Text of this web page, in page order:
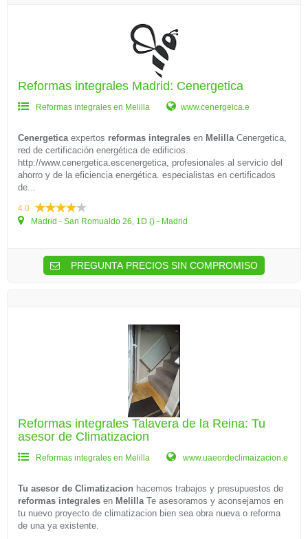
Reformas integrales Madrid: Cenergetica
Reformas integrales en Melilla www.cenergeica.e
Cenergeticaexpertos reformas integrales en MelillaCenergetica,
red de certificación energética de edificios.
http://www.cenergetica.escenergetica, profesionales al servicio del
ahorro y de la eficiencia energética. especialistas en certificados
de...
4.0
Madrid - San Romualdo 26, 1D () - Madrid
PREGUNTA PRECIOS SIN COMPROMISO
Reformas integrales Talavera de la Reina: Tu
asesor de Climatizacion
Reformas integrales en Melilla www.uaeordeclimaizacion.e
Tu asesor de Climatizacion hacemos trabajos y presupuestos de
reformas integrales en MelillaTe asesoramos y aconsejamos en
tu nuevo proyecto de climatizacion bien sea obra nueva o reforma
de una ya existente.